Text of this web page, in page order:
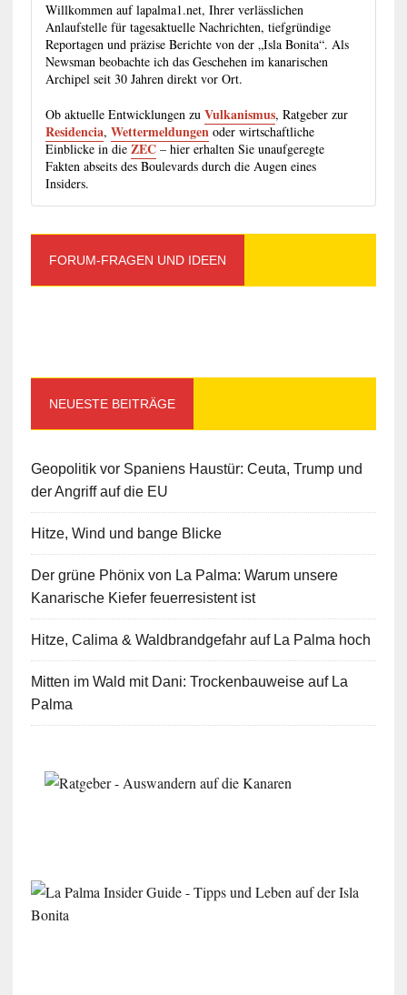
Willkommen auf lapalma1.net, Ihrer verlässlichen
Anlaufstelle für tagesaktuelle Nachrichten, tiefgründige
Reportagen und präzise Berichte von der „Isla Bonita“. Als
Newsman beobachte ich das Geschehen im kanarischen
Archipel seit 30 Jahren direkt vor Ort.
Ob aktuelle Entwicklungen zu Vulkanismus, Ratgeber zur
Residencia, Wettermeldungenoder wirtschaftliche
Einblicke in die ZEC– hier erhalten Sie unaufgeregte
Fakten abseits des Boulevards durch die Augen eines
Insiders.
FORUM-FRAGEN UND IDEEN
NEUESTE BEITRÄGE
Geopolitik vor Spaniens Haustür: Ceuta, Trump und
der Angriff auf die EU
Hitze, Wind und bange Blicke
Der grüne Phönix von La Palma: Warum unsere
Kanarische Kiefer feuerresistent ist
Hitze, Calima & Waldbrandgefahr auf La Palma hoch
Mitten im Wald mit Dani: Trockenbauweise auf La
Palma